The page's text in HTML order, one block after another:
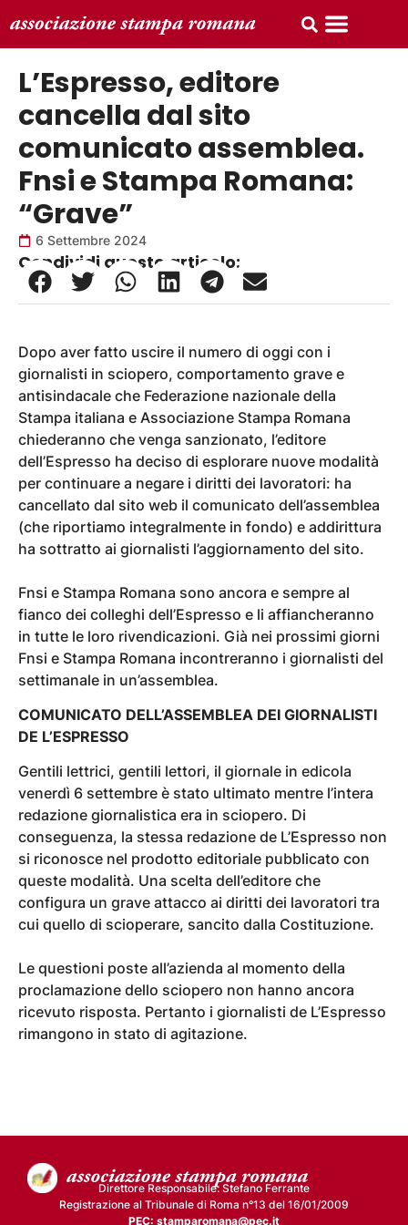
L’Espresso, editore
cancella dal sito
comunicato assemblea.
Fnsi e Stampa Romana:
“Grave”
6 Settembre 2024
Condividi questo articolo:
Dopo aver fatto uscire il numero di oggi con i
giornalisti in sciopero, comportamento grave e
antisindacale che Federazione nazionale della
Stampa italiana e Associazione Stampa Romana
chiederanno che venga sanzionato, l’editore
dell’Espresso ha deciso di esplorare nuove modalità
per continuare a negare i diritti dei lavoratori: ha
cancellato dal sito web il comunicato dell’assemblea
(che riportiamo integralmente in fondo) e addirittura
ha sottratto ai giornalisti l’aggiornamento del sito.
Fnsi e Stampa Romana sono ancora e sempre al
fianco dei colleghi dell’Espresso e li affiancheranno
in tutte le loro rivendicazioni. Già nei prossimi giorni
Fnsi e Stampa Romana incontreranno i giornalisti del
settimanale in un’assemblea.
COMUNICATO DELL’ASSEMBLEA DEI GIORNALISTI
DE L’ESPRESSO
Gentili lettrici, gentili lettori, il giornale in edicola
venerdì 6 settembre è stato ultimato mentre l’intera
redazione giornalistica era in sciopero. Di
conseguenza, la stessa redazione de L’Espresso non
si riconosce nel prodotto editoriale pubblicato con
queste modalità. Una scelta dell’editore che
configura un grave attacco ai diritti dei lavoratori tra
cui quello di scioperare, sancito dalla Costituzione.
Le questioni poste all’azienda al momento della
proclamazione dello sciopero non hanno ancora
ricevuto risposta. Pertanto i giornalisti de L’Espresso
rimangono in stato di agitazione.
Direttore Responsabile: Stefano Ferrante
Registrazione al Tribunale di Roma n°13 del 16/01/2009
PEC: stamparomana@pec.it